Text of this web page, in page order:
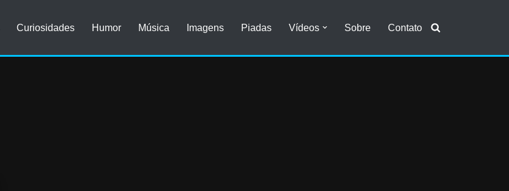
Curiosidades Humor Música Imagens Piadas Vídeos Sobre Contato